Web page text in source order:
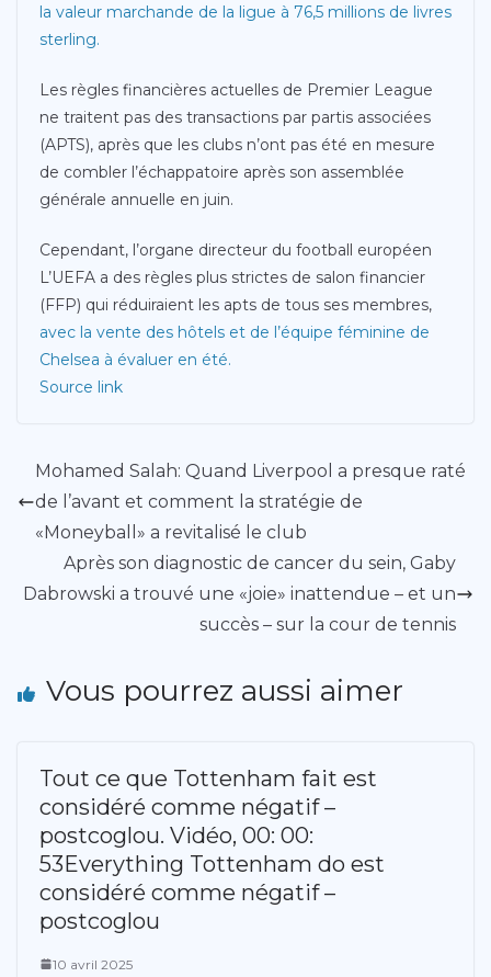
la valeur marchande de la ligue à 76,5 millions de livres
sterling.
Les règles financières actuelles de Premier League
ne traitent pas des transactions par partis associées
(APTS), après que les clubs n’ont pas été en mesure
de combler l’échappatoire après son assemblée
générale annuelle en juin.
Cependant, l’organe directeur du football européen
L’UEFA a des règles plus strictes de salon financier
(FFP) qui réduiraient les apts de tous ses membres,
avec la vente des hôtels et de l’équipe féminine de
Chelsea à évaluer en été.
Source link
Mohamed Salah: Quand Liverpool a presque raté
de l’avant et comment la stratégie de
«Moneyball» a revitalisé le club
Après son diagnostic de cancer du sein, Gaby
Dabrowski a trouvé une «joie» inattendue – et un
succès – sur la cour de tennis
Vous pourrez aussi aimer
Tout ce que Tottenham fait est
considéré comme négatif –
postcoglou. Vidéo, 00: 00:
53Everything Tottenham do est
considéré comme négatif –
postcoglou
10 avril 2025